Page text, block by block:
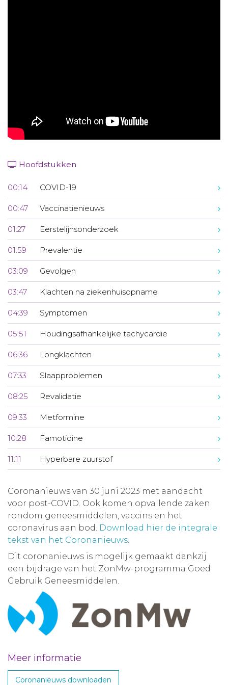
Hoofdstukken
00:14 COVID-19
00:47 Vaccinatienieuws
01:27 Eerstelijnsonderzoek
01:59 Prevalentie
03:09 Gevolgen
03:47 Klachten na ziekenhuisopname
04:39 Symptomen
05:51 Houdingsafhankelijke tachycardie
06:36 Longklachten
07:33 Slaapproblemen
08:25 Revalidatie
09:33 Metformine
10:28 Famotidine
11:11 Hyperbare zuurstof
Coronanieuws van 30 juni 2023 met aandacht
voor post-COVID. Ook komen opvallende zaken
rondom geneesmiddelen, vaccins en het
coronavirus aan bod. Download hier de integrale
tekst van het Coronanieuws.
Dit coronanieuws is mogelijk gemaakt dankzij
een bijdrage van het ZonMw-programma Goed
Gebruik Geneesmiddelen.
Meer informatie
Coronanieuws downloaden